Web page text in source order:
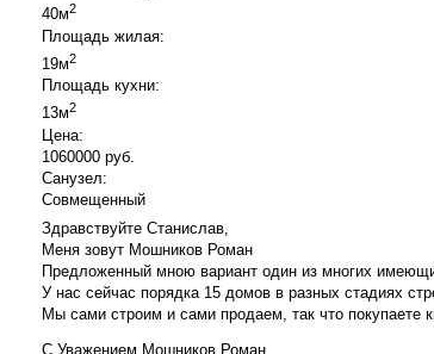
40м2
Площадь жилая:
19м2
Площадь кухни:
13м2
Цена:
1060000 руб.
Санузел:
Совмещенный
Здравствуйте Станислав,
Меня зовут Мошников Роман
Предложенный мною вариант один из многих
У нас сейчас порядка 15 домов в разных стадиях
Мы сами строим и сами продаем, так что покупаете
С Уважением Мошников Роман